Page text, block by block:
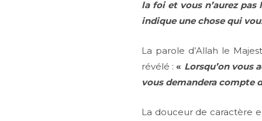
la foi et vous n’aurez
indique une chose qui
La parole d’Allah le
révélé :« Lorsqu’on vous
vous demandera compte
La douceur de caractère